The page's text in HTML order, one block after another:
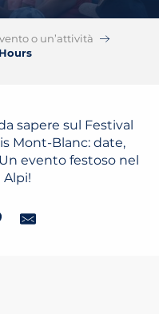
o un’attività
sapere sul Festival
Mont-Blanc: date,
evento festoso nel